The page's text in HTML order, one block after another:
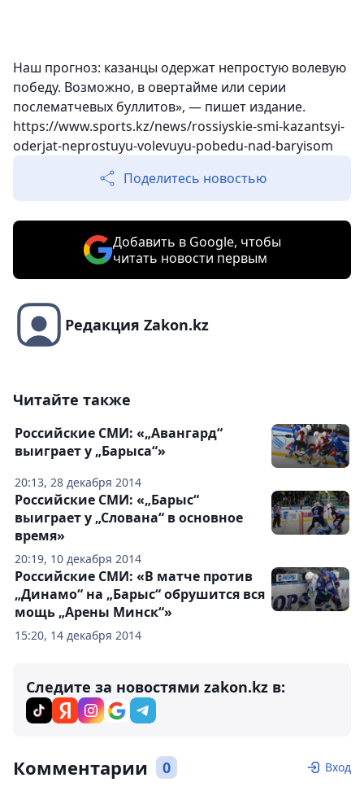
Наш прогноз: казанцы одержат непростую волевую
победу. Возможно, в овертайме или серии
послематчевых буллитов», — пишет издание.
https://www.sports.kz/news/rossiyskie-smi-kazantsyi-
oderjat-neprostuyu-volevuyu-pobedu-nad-baryisom
Поделитесь новостью
Добавить в Google, чтобы
читать новости первым
Редакция Zakon.kz
Читайте также
20:13, 28 декабря 2014
Российские СМИ: «„Авангард“
выиграет у „Барыса“»
20:19, 10 декабря 2014
Российские СМИ: «„Барыс“
выиграет у „Слована“ в основное
время»
15:20, 14 декабря 2014
Российские СМИ: «В матче против
„Динамо“ на „Барыс“ обрушится вся
мощь „Арены Минск“»
Следите за новостями zakon.kz в:
Комментарии 0 Вход